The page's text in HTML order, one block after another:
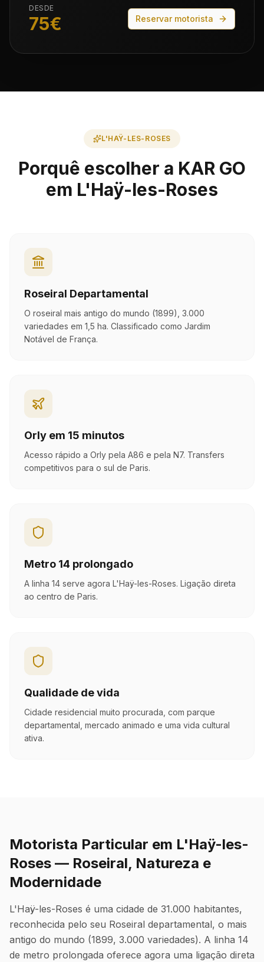
DESDE
75€ Reservar motorista
L'HAŸ-LES-ROSES
Porquê escolher a KAR GO
em L'Haÿ-les-Roses
Roseiral Departamental
O roseiral mais antigo do mundo (1899), 3.000
variedades em 1,5 ha. Classificado como Jardim
Notável de França.
Orly em 15 minutos
Acesso rápido a Orly pela A86 e pela N7. Transfers
competitivos para o sul de Paris.
Metro 14 prolongado
A linha 14 serve agora L'Haÿ-les-Roses. Ligação direta
ao centro de Paris.
Qualidade de vida
Cidade residencial muito procurada, com parque
departamental, mercado animado e uma vida cultural
ativa.
Motorista Particular em L'Haÿ-les-
Roses — Roseiral, Natureza e
Modernidade
L'Haÿ-les-Roses é uma cidade de 31.000 habitantes,
reconhecida pelo seu Roseiral departamental, o mais
antigo do mundo (1899, 3.000 variedades). A linha 14
de metro prolongada oferece agora uma ligação direta